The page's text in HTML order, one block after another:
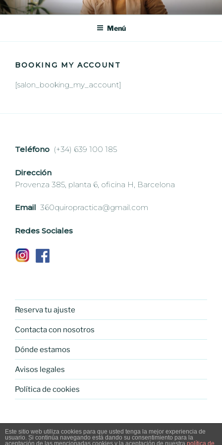
Saltar
al
360° QUIROPRACTICA
En 360° Quiropráctica, en Barcelona, te ofrecemos un tratamiento
Menú
BOOKING MY ACCOUNT
[salon_booking_my_account]
Teléfono (+34) 639 100 185
Dirección
Provenza 385, planta 6, oficina H, Barcelona
Email 360quiropractica@gmail.com
Redes Sociales
Reserva tu ajuste
Contacta con nosotros
Dónde estamos
Avisos legales
Política de cookies
Política de privacidad Funciona gracias a WordPress
Este sitio web utiliza cookies para que usted tenga la mejor experiencia de
usuario. Si continúa navegando está dando su consentimiento para la
aceptación de las mencionadas cookies y la aceptación de nuestra política de